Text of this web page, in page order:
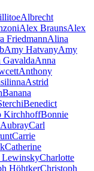
Albrecht
Alex BraunsAlex
FriedmannAlina
Amy HatvanyAmy
GavaldaAnna
Anthony
Astrid
Banana
Benedict
KirchhoffBonnie
Carl
Carrie
Catherine
LewinskyCharlotte
HöhtkerChristoph